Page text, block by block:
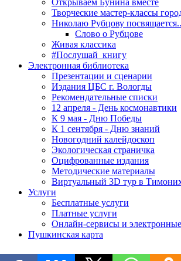
Творческие мастер-классы
Николаю Рубцову
Слово о Рубцове
Живая классика
#Послушай_книгу
Электронная библиотека
Презентации и сценарии
Издания ЦБС г. Вологды
Рекомендательные списки
12 апреля - День космонавтики
К 9 мая - Дню Победы
К 1 сентября - Дню знаний
Новогодний калейдоскоп
Экологическая страничка
Оцифрованные издания
Методические материалы
Виртуальный 3D тур в
Услуги
Бесплатные услуги
Платные услуги
Онлайн-сервисы и
Пушкинская карта